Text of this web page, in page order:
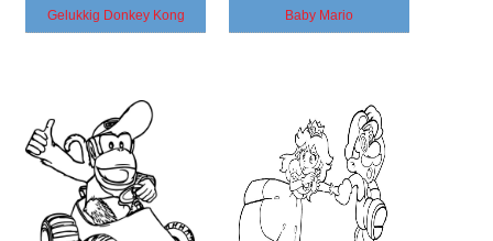
Gelukkig Donkey Kong Baby Mario